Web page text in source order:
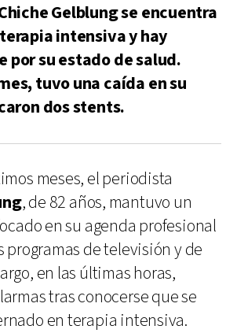
Gelblung se encuentra
intensiva y hay
por su estado de salud.
tuvo una caída en su
dos stents.
meses, el periodista
, de 82 años, mantuvo un
en su agenda profesional
programas de televisión y de
en las últimas horas,
tras conocerse que se
en terapia intensiva.